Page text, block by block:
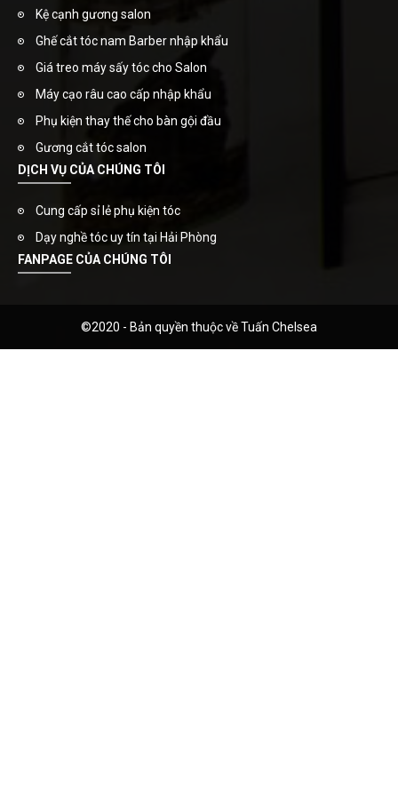
Kệ cạnh gương salon
Ghế cắt tóc nam Barber nhập khẩu
Giá treo máy sấy tóc cho Salon
Máy cạo râu cao cấp nhập khẩu
Phụ kiện thay thế cho bàn gội đầu
Gương cắt tóc salon
DỊCH VỤ CỦA CHÚNG TÔI
Cung cấp sỉ lẻ phụ kiện tóc
Dạy nghề tóc uy tín tại Hải Phòng
FANPAGE CỦA CHÚNG TÔI
©2020 - Bản quyền thuộc về Tuấn Chelsea